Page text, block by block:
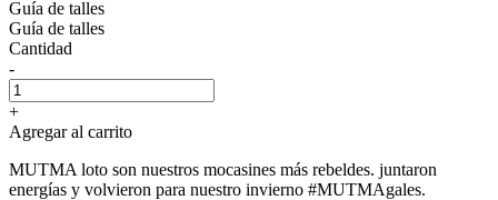
Guía de talles
Guía de talles
Cantidad
-
+
Agregar al carrito
MUTMA loto son nuestros mocasines más rebeldes. juntaron
energías y volvieron para nuestro invierno #MUTMAgales.